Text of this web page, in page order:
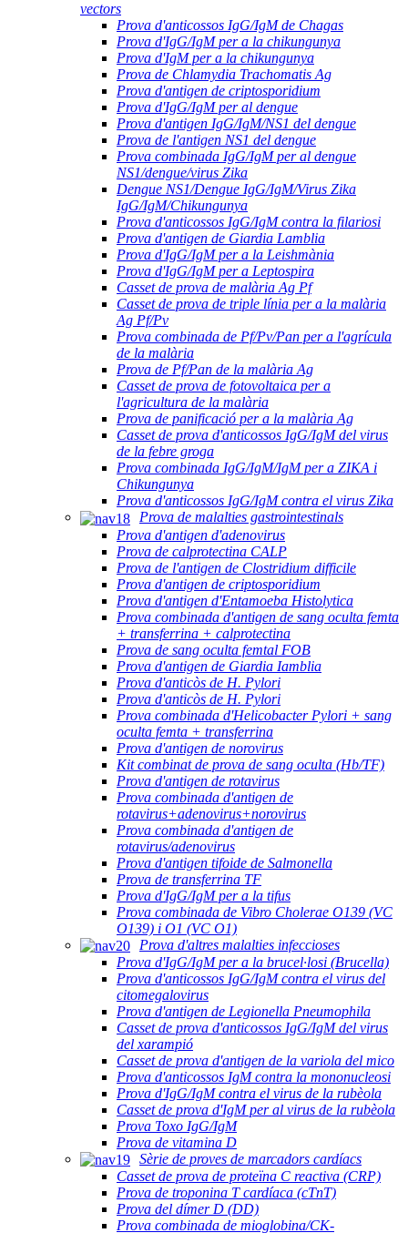
vectors
Prova d'anticossos IgG/IgM de Chagas
Prova d'IgG/IgM per a la chikungunya
Prova d'IgM per a la chikungunya
Prova de Chlamydia Trachomatis Ag
Prova d'antigen de criptosporidium
Prova d'IgG/IgM per al dengue
Prova d'antigen IgG/IgM/NS1 del dengue
Prova de l'antigen NS1 del dengue
Prova combinada IgG/IgM per al dengue
NS1/dengue/virus Zika
Dengue NS1/Dengue IgG/IgM/Virus Zika
IgG/IgM/Chikungunya
Prova d'anticossos IgG/IgM contra la filariosi
Prova d'antigen de Giardia Lamblia
Prova d'IgG/IgM per a la Leishmània
Prova d'IgG/IgM per a Leptospira
Casset de prova de malària Ag Pf
Casset de prova de triple línia per a la malària
Ag Pf/Pv
Prova combinada de Pf/Pv/Pan per a l'agrícula
de la malària
Prova de Pf/Pan de la malària Ag
Casset de prova de fotovoltaica per a
l'agricultura de la malària
Prova de panificació per a la malària Ag
Casset de prova d'anticossos IgG/IgM del virus
de la febre groga
Prova combinada IgG/IgM/IgM per a ZIKA i
Chikungunya
Prova d'anticossos IgG/IgM contra el virus Zika
Prova de malalties gastrointestinals
Prova d'antigen d'adenovirus
Prova de calprotectina CALP
Prova de l'antigen de Clostridium difficile
Prova d'antigen de criptosporidium
Prova d'antigen d'Entamoeba Histolytica
Prova combinada d'antigen de sang oculta femta
+ transferrina + calprotectina
Prova de sang oculta femtal FOB
Prova d'antigen de Giardia Iamblia
Prova d'anticòs de H. Pylori
Prova d'anticòs de H. Pylori
Prova combinada d'Helicobacter Pylori + sang
oculta femta + transferrina
Prova d'antigen de norovirus
Kit combinat de prova de sang oculta (Hb/TF)
Prova d'antigen de rotavirus
Prova combinada d'antigen de
rotavirus+adenovirus+norovirus
Prova combinada d'antigen de
rotavirus/adenovirus
Prova d'antigen tifoide de Salmonella
Prova de transferrina TF
Prova d'IgG/IgM per a la tifus
Prova combinada de Vibro Cholerae O139 (VC
O139) i O1 (VC O1)
Prova d'altres malalties infeccioses
Prova d'IgG/IgM per a la brucel·losi (Brucella)
Prova d'anticossos IgG/IgM contra el virus del
citomegalovirus
Prova d'antigen de Legionella Pneumophila
Casset de prova d'anticossos IgG/IgM del virus
del xarampió
Casset de prova d'antigen de la variola del mico
Prova d'anticossos IgM contra la mononucleosi
Prova d'IgG/IgM contra el virus de la rubèola
Casset de prova d'IgM per al virus de la rubèola
Prova Toxo IgG/IgM
Prova de vitamina D
Sèrie de proves de marcadors cardíacs
Casset de prova de proteïna C reactiva (CRP)
Prova de troponina T cardíaca (cTnT)
Prova del dímer D (DD)
Prova combinada de mioglobina/CK-